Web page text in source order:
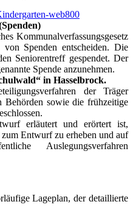
Kommunalverfassungsgesetz
Spenden entscheiden. Die
Seniorentreff gespendet. Der
Spende anzunehmen.
in Hasselbrock.
der Träger
Behörden sowie die frühzeitige
erläutert und erörtert ist,
Entwurf zu erheben und auf
Auslegungsverfahren
der detaillierte